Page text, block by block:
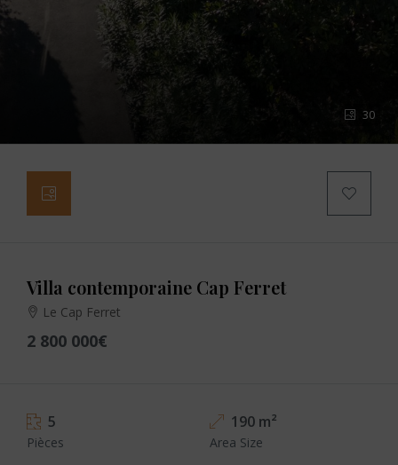
30
Villa contemporaine Cap Ferret
Le Cap Ferret
2 800 000€
5
Pièces
190 m²
Area Size